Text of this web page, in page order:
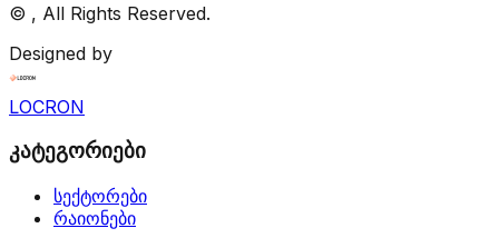
© , All Rights Reserved.
Designed by
LOCRON
კატეგორიები
სექტორები
რაიონები